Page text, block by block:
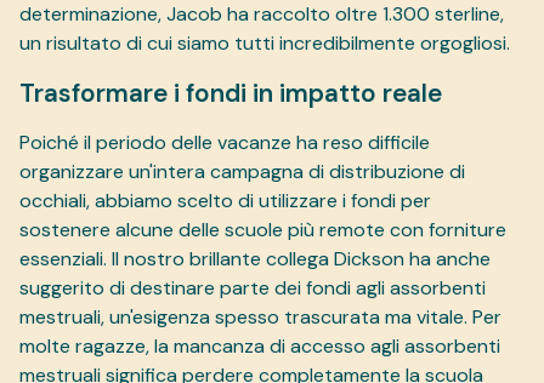
determinazione, Jacob ha raccolto oltre 1.300 sterline,
un risultato di cui siamo tutti incredibilmente orgogliosi.
Trasformare i fondi in impatto reale
Poiché il periodo delle vacanze ha reso difficile
organizzare un'intera campagna di distribuzione di
occhiali, abbiamo scelto di utilizzare i fondi per
sostenere alcune delle scuole più remote con forniture
essenziali. Il nostro brillante collega Dickson ha anche
suggerito di destinare parte dei fondi agli assorbenti
mestruali, un'esigenza spesso trascurata ma vitale. Per
molte ragazze, la mancanza di accesso agli assorbenti
mestruali significa perdere completamente la scuola